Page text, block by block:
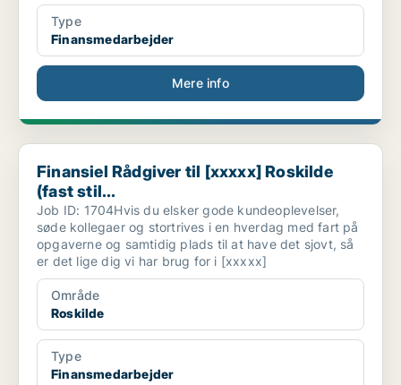
Type
Finansmedarbejder
Mere info
Finansiel Rådgiver til [xxxxx] Roskilde (fast stil...
Finansiel Rådgiver til [xxxxx] Roskilde
(fast stil...
Job ID: 1704Hvis du elsker gode kundeoplevelser,
søde kollegaer og stortrives i en hverdag med fart på
opgaverne og samtidig plads til at have det sjovt, så
er det lige dig vi har brug for i [xxxxx]
Område
Roskilde
Type
Finansmedarbejder